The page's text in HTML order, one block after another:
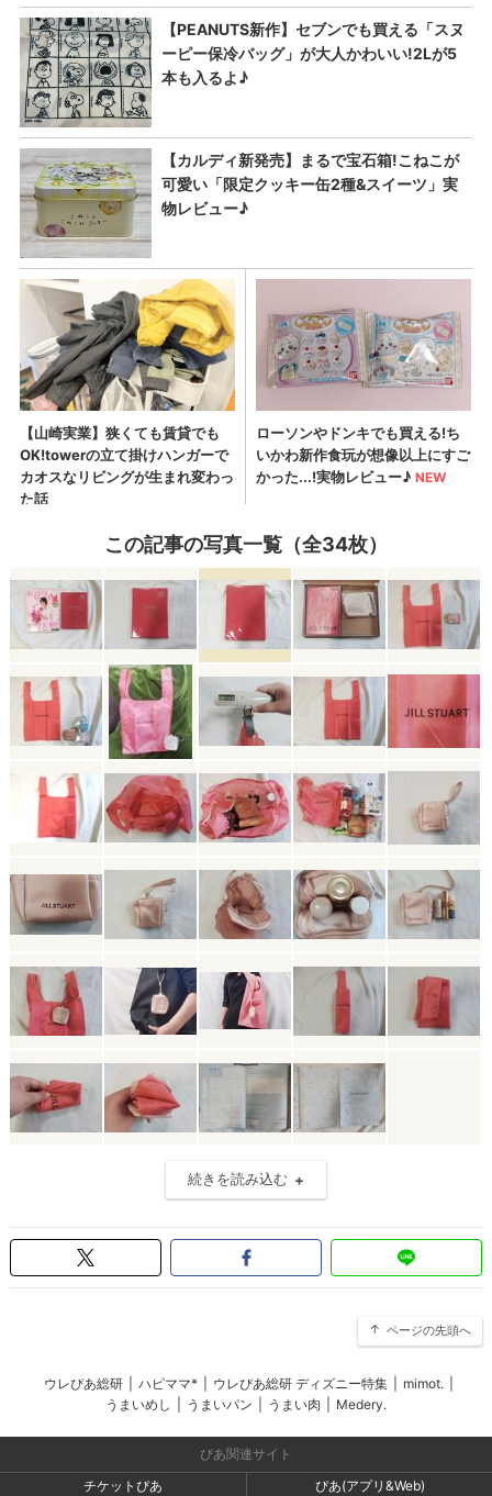
この記事の写真一覧（全34枚）
続きを読み込む
ページの先頭へ
ウレぴあ総研 ハピママ* ウレぴあ総研 ディズニー特集 mimot.
うまいめし
うまいパン うまい肉 Medery.
ぴあ関連サイト
チケットぴあ
ぴあ(アプリ&Web)